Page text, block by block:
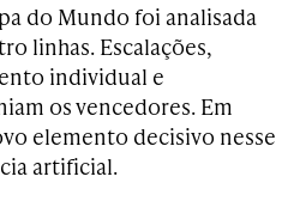
do Mundo foi analisada
linhas. Escalações,
individual e
os vencedores. Em
elemento decisivo nesse
artificial.